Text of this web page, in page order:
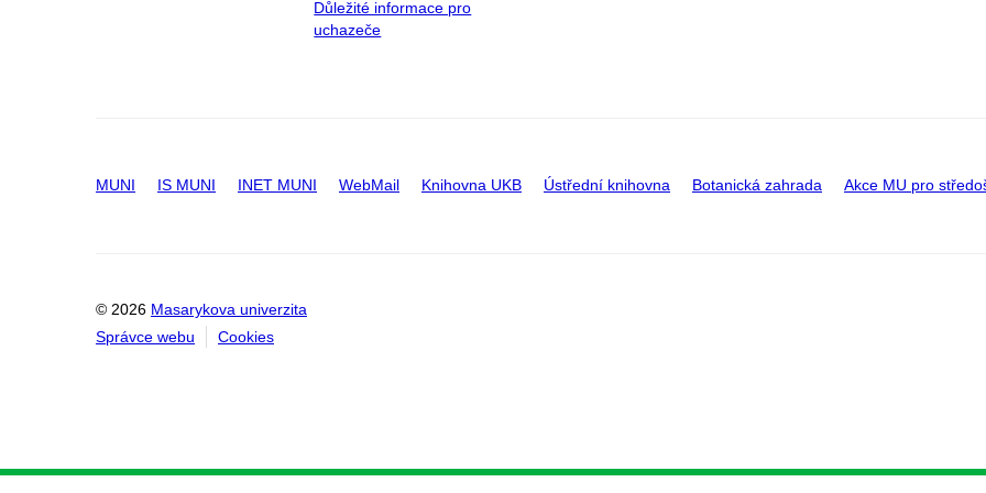
Důležité informace pro
uchazeče
MUNI IS MUNI INET MUNI WebMail Knihovna UKB Ústřední knihovna Botanická zahrada Akce MU pro
© 2026 Masarykova univerzita
Správce webu
Cookies